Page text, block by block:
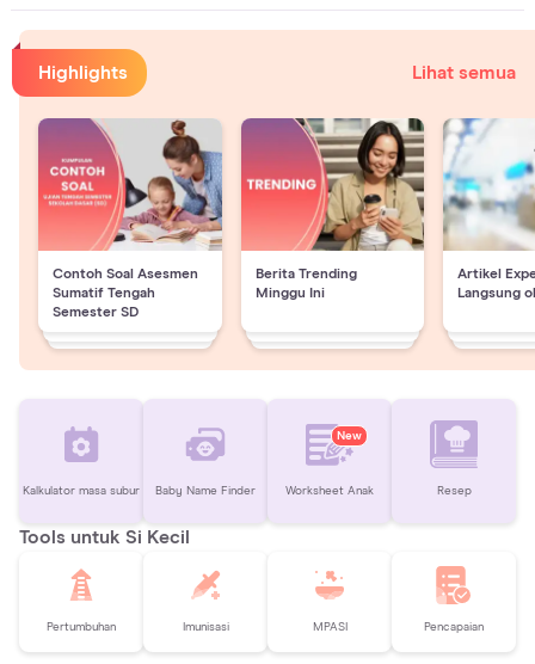
Highlights Lihat semua
Contoh Soal Asesmen
Sumatif Tengah
Semester SD
Berita Trending
Minggu Ini
Artikel
Langsung
Kalkulator masa subur Baby Name Finder
New
Worksheet Anak Resep
Tools untuk Si Kecil
Pertumbuhan Imunisasi MPASI Pencapaian